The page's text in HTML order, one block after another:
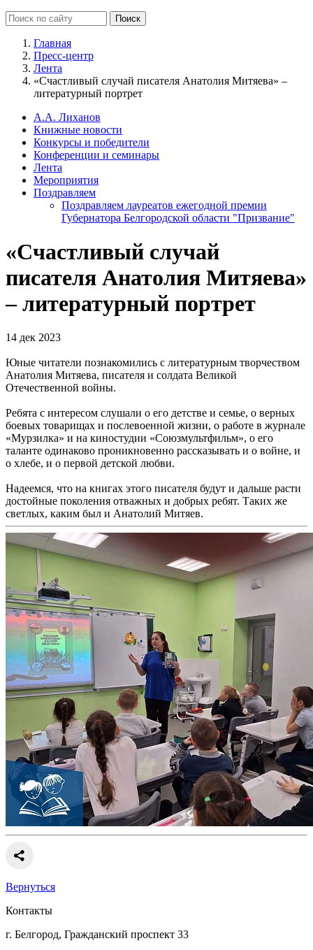
Главная
Пресс-центр
Лента
«Счастливый случай писателя Анатолия Митяева» –
литературный портрет
А.А. Лиханов
Книжные новости
Конкурсы и победители
Конференции и семинары
Лента
Мероприятия
Поздравляем
Поздравляем лауреатов ежегодной премии
Губернатора Белгородской области "Призвание"
«Счастливый случай
писателя Анатолия Митяева»
– литературный портрет
14 дек 2023
Юные читатели познакомились с литературным творчеством
Анатолия Митяева, писателя и солдата Великой
Отечественной войны.
Ребята с интересом слушали о его детстве и семье, о верных
боевых товарищах и послевоенной жизни, о работе в журнале
«Мурзилка» и на киностудии «Союзмультфильм», о его
таланте одинаково проникновенно рассказывать и о войне, и
о хлебе, и о первой детской любви.
Надеемся, что на книгах этого писателя будут и дальше расти
достойные поколения отважных и добрых ребят. Таких же
светлых, каким был и Анатолий Митяев.
Вернуться
Контакты
г. Белгород, Гражданский проспект 33